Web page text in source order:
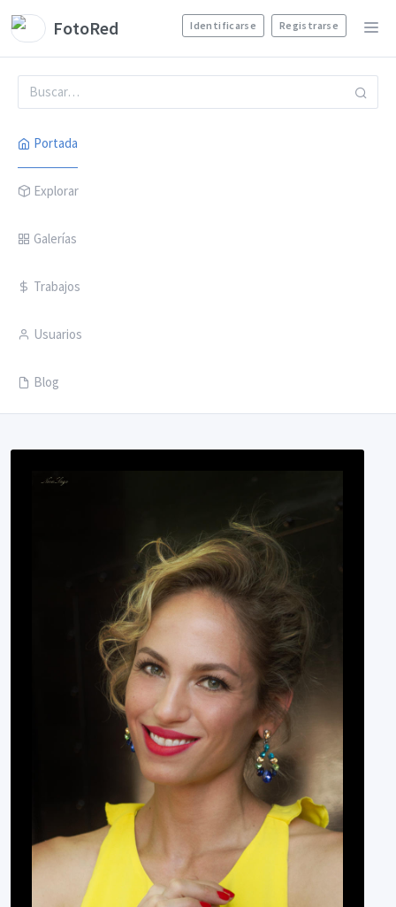
FotoRed Identificarse Registrarse
Portada
Explorar
Galerías
Trabajos
Usuarios
Blog